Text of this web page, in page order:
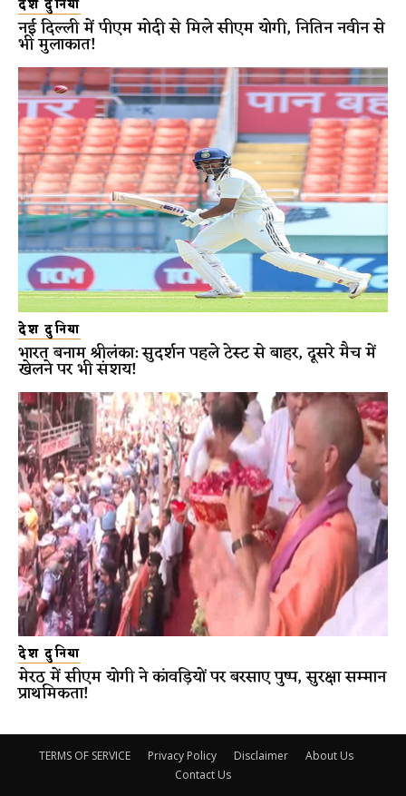
देश दुनिया
नई दिल्ली में पीएम मोदी से मिले सीएम योगी, नितिन नवीन से
भी मुलाकात!
देश दुनिया
भारत बनाम श्रीलंका: सुदर्शन पहले टेस्ट से बाहर, दूसरे मैच में
खेलने पर भी संशय!
देश दुनिया
मेरठ में सीएम योगी ने कांवड़ियों पर बरसाए पुष्प, सुरक्षा सम्मान
प्राथमिकता!
TERMS OF SERVICE Privacy Policy Disclaimer
About Us
Contact Us